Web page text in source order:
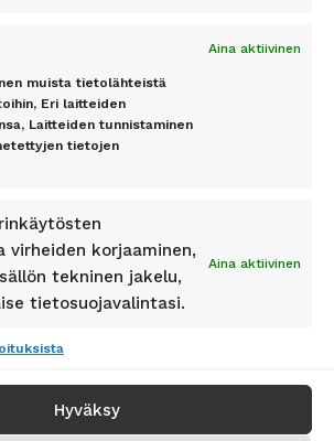
Aina aktiivinen
muista tietolähteistä
Eri laitteiden
Laitteiden tunnistaminen
tietojen
virheiden korjaaminen,
tekninen jakelu,
tietosuojavalintasi.
Aina aktiivinen
Hyväksy
Matkapörssi - All Rights Reserved